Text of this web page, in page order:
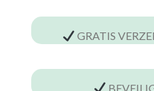
GRATIS